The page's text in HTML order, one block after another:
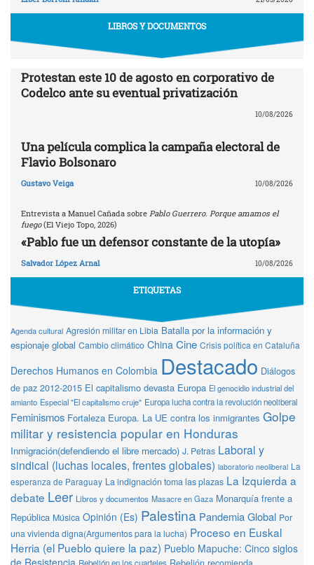
LIBROS Y DOCUMENTOS
Protestan este 10 de agosto en corporativo de
Codelco ante su eventual privatización
10/08/2026
Una película complica la campaña electoral de
Flavio Bolsonaro
Gustavo Veiga 10/08/2026
Entrevista a Manuel Cañada sobre Pablo Guerrero. Porque amamos el
fuego(El Viejo Topo, 2026)
«Pablo fue un defensor constante de la utopía»
Salvador López Arnal 10/08/2026
ETIQUETAS
Agenda cultural Agresión militar en Libia Batalla por la información y
espionaje global Cambio climático China Cine Crisis política en Cataluña
Derechos Humanos en Colombia Destacado Diálogos
de paz 2012-2015 El capitalismo devasta Europa El genocidio industrial del
amianto Especial "El capitalismo cruje" Europa lucha contra la revolución neoliberal
Feminismos Fortaleza Europa. La UE contra los inmigrantes Golpe
militar y resistencia popular en Honduras
Inmigración(defendiendo el libre mercado) J. Petras Laboral y
sindical (luchas locales, frentes globales) laboratorio neoliberal La
esperanza de Paraguay La indignación toma las plazas La Izquierda a
debate Leer Libros y documentos Masacre en Gaza Monarquía frente a
República Música Opinión (Es) Palestina Pandemia Global Por
una vivienda digna(Argumentos para la lucha) Proceso en Euskal
Herria (el Pueblo quiere la paz) Pueblo Mapuche: Cinco siglos